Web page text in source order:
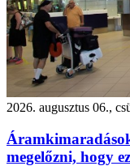
2026. augusztus 06.,
megelőzni, hogy